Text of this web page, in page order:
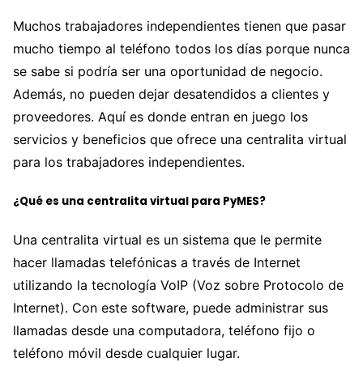
Muchos trabajadores independientes tienen que pasar
mucho tiempo al teléfono todos los días porque nunca
se sabe si podría ser una oportunidad de negocio.
Además, no pueden dejar desatendidos a clientes y
proveedores. Aquí es donde entran en juego los
servicios y beneficios que ofrece una centralita virtual
para los trabajadores independientes.
¿Qué es una centralita virtual para PyMES?
Una centralita virtual es un sistema que le permite
hacer llamadas telefónicas a través de Internet
utilizando la tecnología VoIP (Voz sobre Protocolo de
Internet). Con este software, puede administrar sus
llamadas desde una computadora, teléfono fijo o
teléfono móvil desde cualquier lugar.